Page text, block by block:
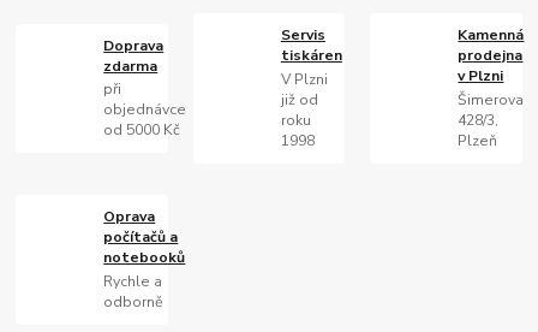
Doprava
zdarma
při
objednávce
od 5000 Kč
Servis
tiskáren
V Plzni
již od
roku
1998
Kamenná
prodejna
v Plzni
Šimerova
428/3,
Plzeň
Oprava
počítačů a
notebooků
Rychle a
odborně